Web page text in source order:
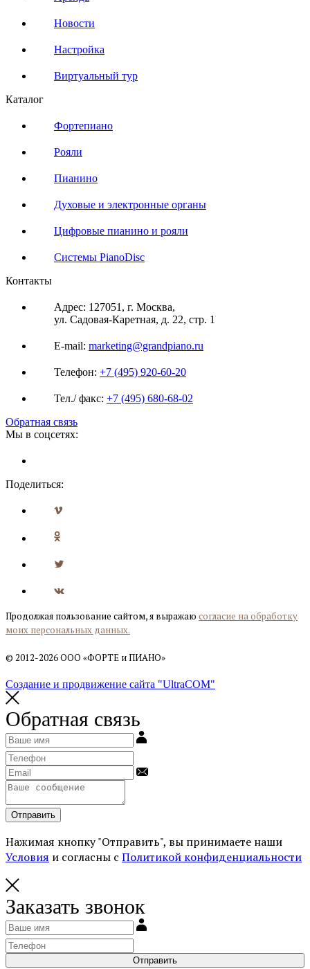
Новости
Настройка
Виртуальный тур
Каталог
Фортепиано
Рояли
Пианино
Духовые и электронные органы
Цифровые пианино и рояли
Системы PianoDisc
Контакты
Адрес: 127051, г. Москва,
ул. Садовая-Каретная, д. 22, стр. 1
E-mail: marketing@grandpiano.ru
Телефон: +7 (495) 920-60-20
Тел./ факс: +7 (495) 680-68-02
Обратная связь
Мы в соцсетях:
Поделиться:
Продолжая пользование сайтом, я выражаю согласие на обработку
моих персональных данных.
© 2012-2026 ООО «ФОРТЕ и ПИАНО»
Создание и продвижение сайта "UltraCOM"
Обратная связь
Отправить
Нажимая кнопку "Отправить", вы принимаете наши
Условия и согласны с Политикой конфиденциальности
Заказать звонок
Отправить